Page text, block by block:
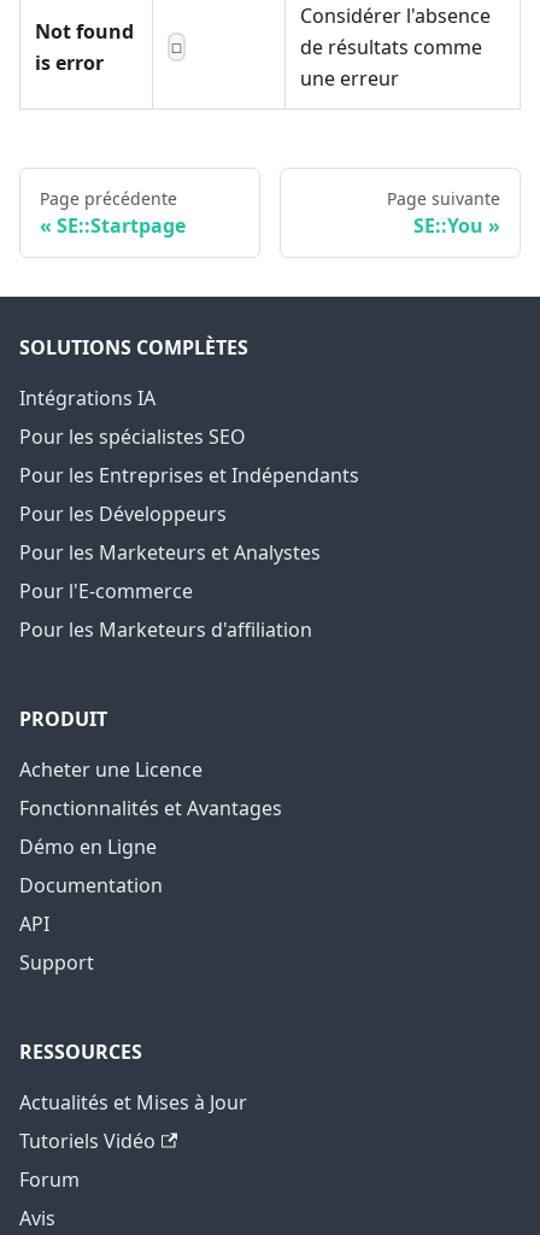
Not found
is error
☐
Considérer l'absence
de résultats comme
une erreur
Page précédente
SE::Startpage
Page suivante
SE::You
SOLUTIONS COMPLÈTES
Intégrations IA
Pour les spécialistes SEO
Pour les Entreprises et Indépendants
Pour les Développeurs
Pour les Marketeurs et Analystes
Pour l'E-commerce
Pour les Marketeurs d'affiliation
PRODUIT
Acheter une Licence
Fonctionnalités et Avantages
Démo en Ligne
Documentation
API
Support
RESSOURCES
Actualités et Mises à Jour
Tutoriels Vidéo
Forum
Avis